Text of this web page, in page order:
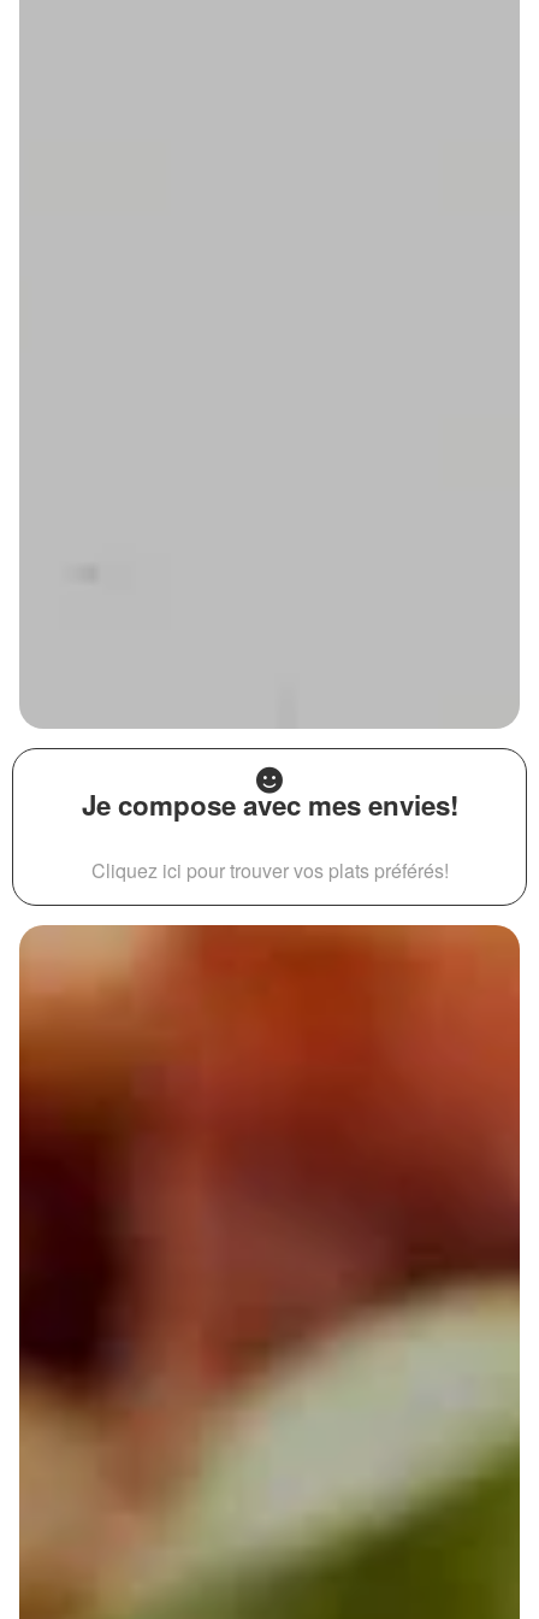
Je compose avec mes envies!
Cliquez ici pour trouver vos plats préférés!